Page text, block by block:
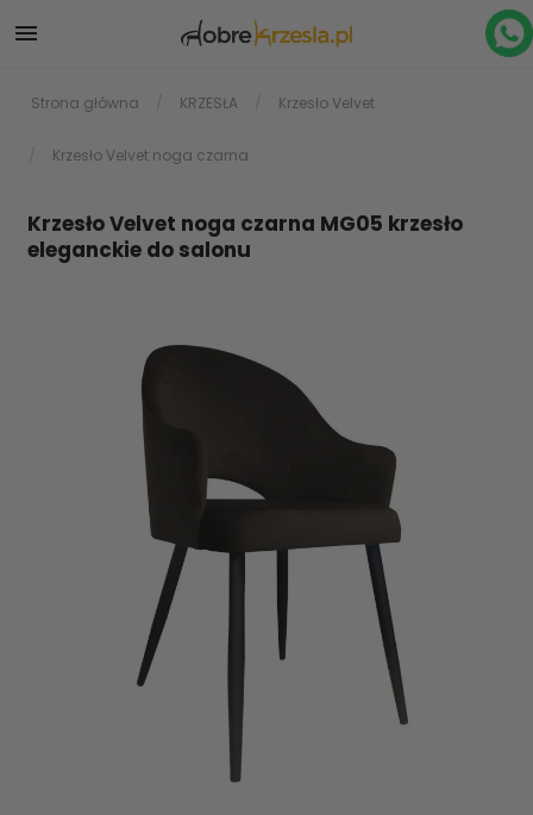

Strona główna KRZESŁA Krzesło Velvet
Krzesło Velvet noga czarna
Krzesło Velvet noga czarna MG05 krzesło
eleganckie do salonu